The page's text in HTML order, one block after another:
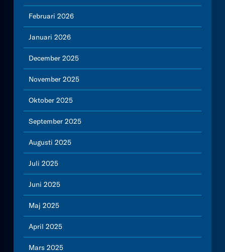
Februari 2026
Januari 2026
December 2025
November 2025
Oktober 2025
September 2025
Augusti 2025
Juli 2025
Juni 2025
Maj 2025
April 2025
Mars 2025